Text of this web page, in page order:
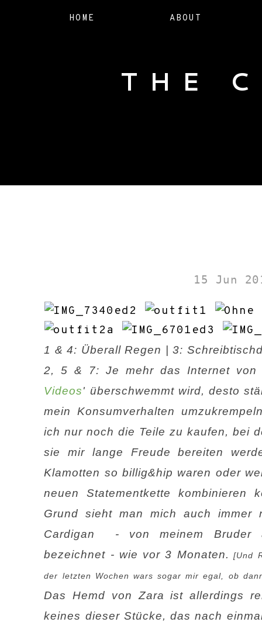
HOME ABOUT
THE
15 Jun
1 & 4: Überall Regen | 3:
2, 5 & 7: Je mehr das Internet von
Videos' überschwemmt wird, desto
mein Konsumverhalten
ich nur noch die Teile zu kaufen, bei
sie mir lange Freude bereiten
Klamotten so billig&hip waren oder
neuen Statementkette kombinieren
Grund sieht man mich auch immer
Cardigan - von meinem Bruder
bezeichnet - wie vor 3 Monaten. [Und
der letzten Wochen wars sogar mir egal, ob
Das Hemd von Zara ist allerdings
keines dieser Stücke, das nach